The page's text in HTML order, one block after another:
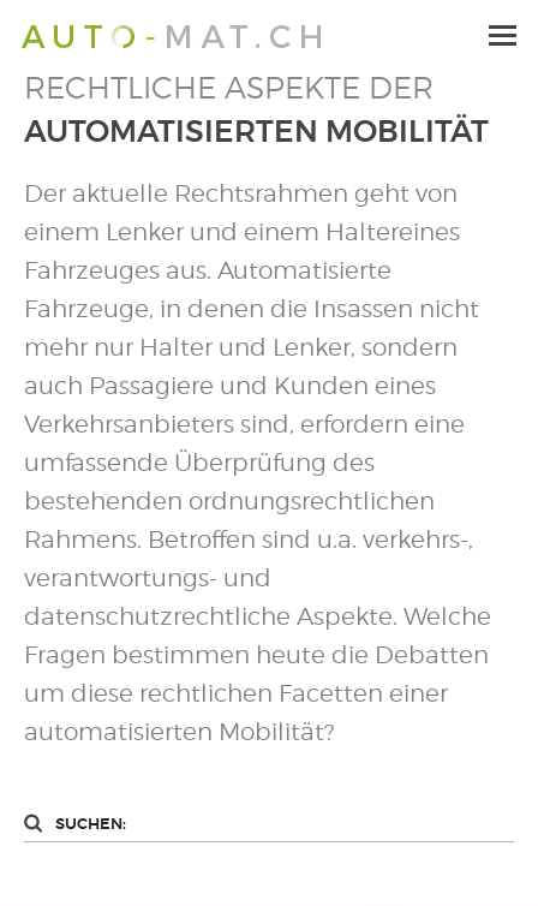
RECHTLICHE ASPEKTE DER
AUTOMATISIERTEN MOBILITÄT
Der aktuelle Rechtsrahmen geht von
einem Lenker und einem Haltereines
Fahrzeuges aus. Automatisierte
Fahrzeuge, in denen die Insassen nicht
mehr nur Halter und Lenker, sondern
auch Passagiere und Kunden eines
Verkehrsanbieters sind, erfordern eine
umfassende Überprüfung des
bestehenden ordnungsrechtlichen
Rahmens. Betroffen sind u.a. verkehrs-,
verantwortungs- und
datenschutzrechtliche Aspekte. Welche
Fragen bestimmen heute die Debatten
um diese rechtlichen Facetten einer
automatisierten Mobilität?
SUCHEN: